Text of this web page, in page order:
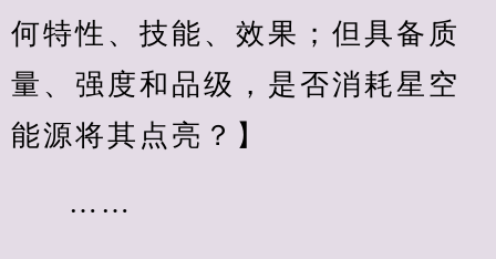
何特性、技能、效果；但具备质
量、强度和品级，是否消耗星空
能源将其点亮？】
……